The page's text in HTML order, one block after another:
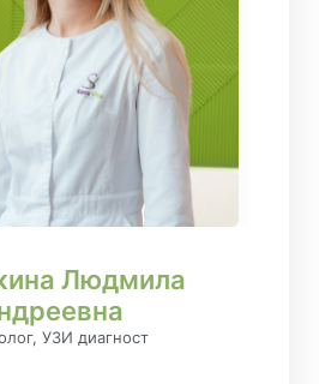
Людмила
УЗИ диагност